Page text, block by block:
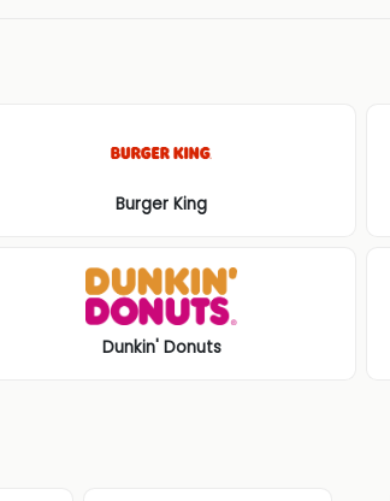
Burger King
Dunkin' Donuts